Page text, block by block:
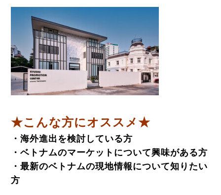
★こんな方にオススメ★
・海外進出を検討している方
・ベトナムのマーケットについて興味がある方
・最新のベトナムの現地情報について知りたい
方